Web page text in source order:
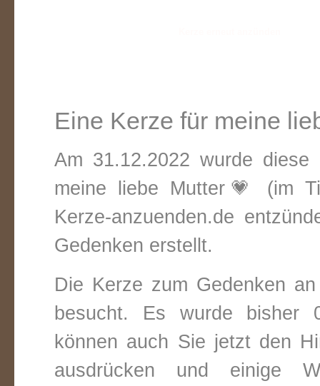
Eine Kerze für meine
Am 31.12.2022 wurde
meine liebe Mutter💗 (im
Kerze-anzuenden.de
Gedenken erstellt.
Die Kerze zum Gedenken
besucht. Es wurde bisher
können auch Sie jetzt den
ausdrücken und einige